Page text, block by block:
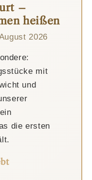
–
heißen
2026
mit
und
die ersten